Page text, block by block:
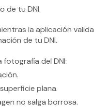
de tu DNI.
la aplicación valida
de tu DNI.
del DNI:
plana.
no salga borrosa.